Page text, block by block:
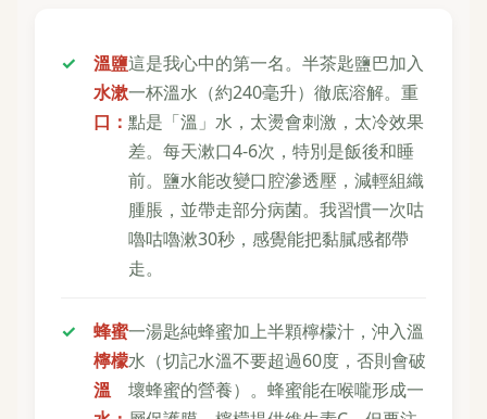
溫鹽
水漱
口：
這是我心中的第一名。半茶匙鹽巴加入
一杯溫水（約240毫升）徹底溶解。重
點是「溫」水，太燙會刺激，太冷效果
差。每天漱口4-6次，特別是飯後和睡
前。鹽水能改變口腔滲透壓，減輕組織
腫脹，並帶走部分病菌。我習慣一次咕
嚕咕嚕漱30秒，感覺能把黏膩感都帶
走。
蜂蜜
檸檬
溫
一湯匙純蜂蜜加上半顆檸檬汁，沖入溫
水（切記水溫不要超過60度，否則會破
壞蜂蜜的營養）。蜂蜜能在喉嚨形成一